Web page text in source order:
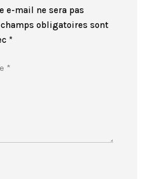
e-mail ne sera pas
champs obligatoires sont
*